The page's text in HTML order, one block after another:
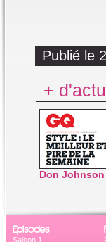
Publié le
+
Don
Episodes
Saison 1